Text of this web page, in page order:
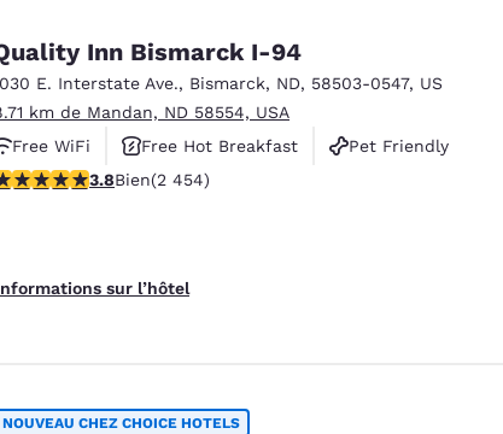
Inn Bismarck I-94
E. Interstate Ave., Bismarck, ND, 58503-0547, US
km de Mandan, ND 58554, USA
Free WiFi
Free Hot Breakfast
Pet Friendly
étoiles. Bien. 2454 commentaires
3.8Bien(2 454)
sur l’hôtel
NOUVEAU CHEZ CHOICE HOTELS